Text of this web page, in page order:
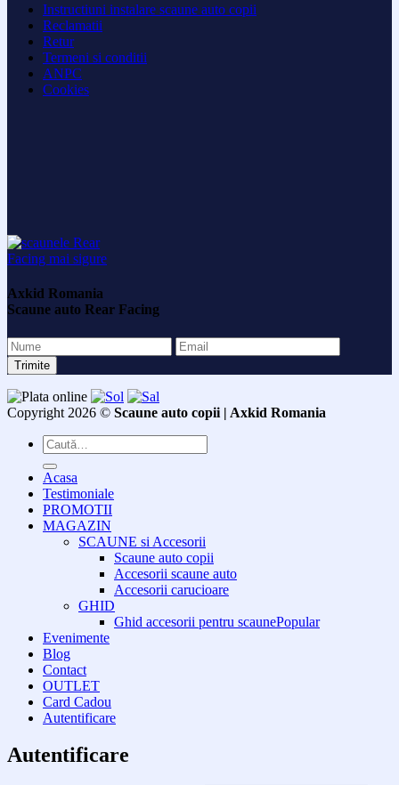
Instructiuni instalare scaune auto copii
Reclamatii
Retur
Termeni si conditii
ANPC
Cookies
Axkid Romania
Scaune auto Rear Facing
Copyright 2026 © Scaune auto copii | Axkid Romania
Caută
după:
Acasa
Testimoniale
PROMOTII
MAGAZIN
SCAUNE si Accesorii
Scaune auto copii
Accesorii scaune auto
Accesorii carucioare
GHID
Ghid accesorii pentru scaune
Evenimente
Blog
Contact
OUTLET
Card Cadou
Autentificare
Autentificare